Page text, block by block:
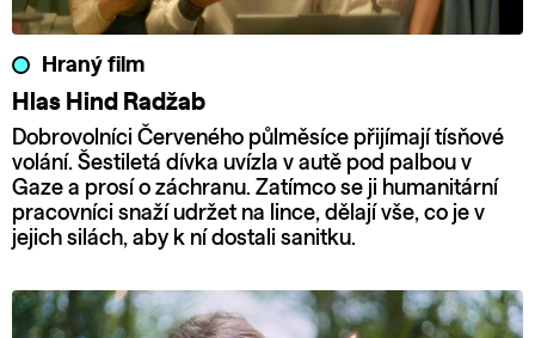
Hraný film
Hlas Hind Radžab
Dobrovolníci Červeného půlměsíce přijímají tísňové
volání. Šestiletá dívka uvízla v autě pod palbou v
Gaze a prosí o záchranu. Zatímco se ji humanitární
pracovníci snaží udržet na lince, dělají vše, co je v
jejich silách, aby k ní dostali sanitku.